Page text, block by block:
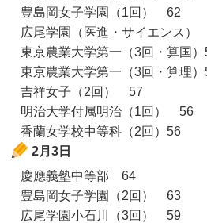
豊島岡女子学園（1回） 62
広尾学園（医進・サイエンス
東京農業大学第一（3回・算国）
東京農業大学第一（3回・算理）
吉祥女子（2回） 57
明治大学付属明治（1回） 56
香蘭女学校中等科（2回）56
2月3日
慶應義塾中等部 64
豊島岡女子学園（2回） 63
広尾学園小石川（3回） 59